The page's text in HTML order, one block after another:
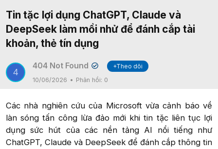
Tin tặc lợi dụng ChatGPT, Claude và
DeepSeek làm mồi nhử để đánh cắp tài
khoản, thẻ tín dụng
4
404 Not Found ✔
+Theo dõi
10/06/2026
Phản hồi: 0
Các nhà nghiên cứu của Microsoft vừa cảnh báo về
làn sóng tấn công lừa đảo mới khi tin tặc liên tục lợi
dụng sức hút của các nền tảng AI nổi tiếng như
ChatGPT, Claude và DeepSeek để đánh cắp thông tin